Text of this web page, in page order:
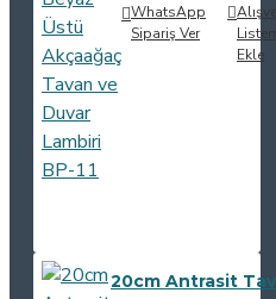
WhatsApp
Sipariş Ver
Ekle
20cm Antrasit